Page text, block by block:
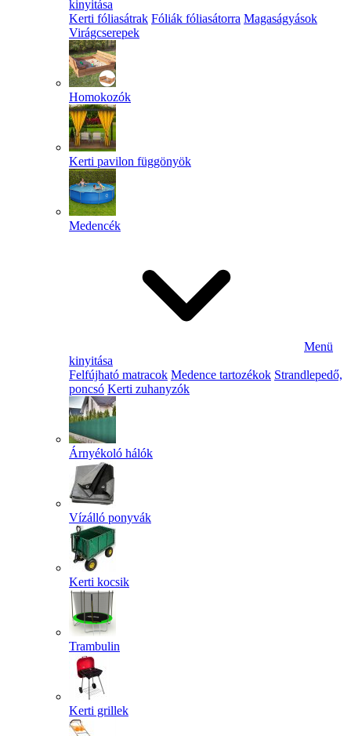
kinyitása
Kerti fóliasátrak Fóliák fóliasátorra Magaságyások
Virágcserepek
Homokozók
Kerti pavilon függönyök
Medencék
Menü
kinyitása
Felfújható matracok Medence tartozékok Strandlepedő,
poncsó Kerti zuhanyzók
Árnyékoló hálók
Vízálló ponyvák
Kerti kocsik
Trambulin
Kerti grillek